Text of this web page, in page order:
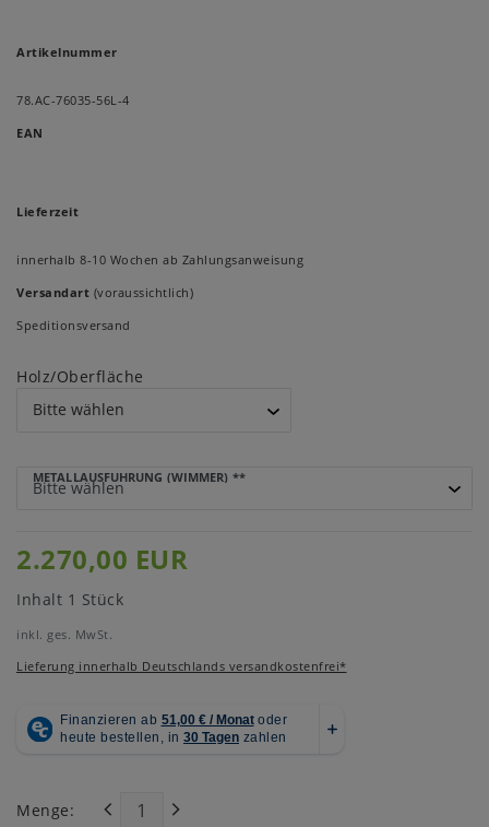
Artikelnummer
78.AC-76035-56L-4
EAN
Lieferzeit
innerhalb 8-10 Wochen ab Zahlungsanweisung
Versandart (voraussichtlich)
Speditionsversand
Holz/Oberfläche
METALLAUSFÜHRUNG (WIMMER) **
2.270,00 EUR
Inhalt 1 Stück
inkl. ges. MwSt.
Lieferung innerhalb Deutschlands versandkostenfrei*
Menge: